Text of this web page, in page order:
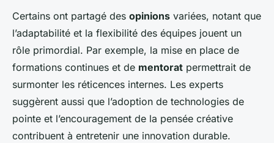
Certains ont partagé des opinions variées, notant que
l’adaptabilité et la flexibilité des équipes jouent un
rôle primordial. Par exemple, la mise en place de
formations continues et de mentorat permettrait de
surmonter les réticences internes. Les experts
suggèrent aussi que l’adoption de technologies de
pointe et l’encouragement de la pensée créative
contribuent à entretenir une innovation durable.